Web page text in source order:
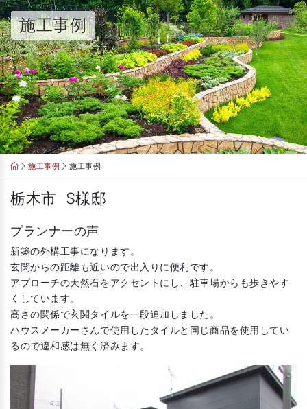
Skip
to
content
施工事例
施工事例 施工事例
栃木市 S様邸
プランナーの声
新築の外構工事になります。
玄関からの距離も近いので出入りに便利です。
アプローチの天然石をアクセントにし、駐車場からも歩きやす
くしています。
高さの関係で玄関タイルを一段追加しました。
ハウスメーカーさんで使用したタイルと同じ商品を使用してい
るので違和感は無く済みます。